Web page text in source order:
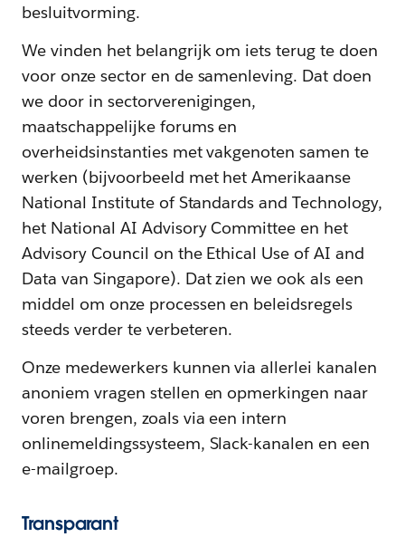
besluitvorming.
We vinden het belangrijk om iets terug te doen
voor onze sector en de samenleving. Dat doen
we door in sectorverenigingen,
maatschappelijke forums en
overheidsinstanties met vakgenoten samen te
werken (bijvoorbeeld met het Amerikaanse
National Institute of Standards and Technology,
het National AI Advisory Committee en het
Advisory Council on the Ethical Use of AI and
Data van Singapore). Dat zien we ook als een
middel om onze processen en beleidsregels
steeds verder te verbeteren.
Onze medewerkers kunnen via allerlei kanalen
anoniem vragen stellen en opmerkingen naar
voren brengen, zoals via een intern
onlinemeldingssysteem, Slack-kanalen en een
e-mailgroep.
Transparant